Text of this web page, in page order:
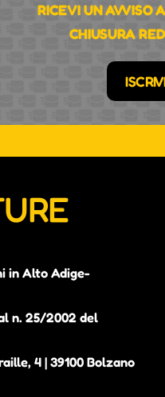
RICEVI UN AVVISO
CHIUSURA
in Alto Adige-
n. 25/2002 del
4 | 39100 Bolzano